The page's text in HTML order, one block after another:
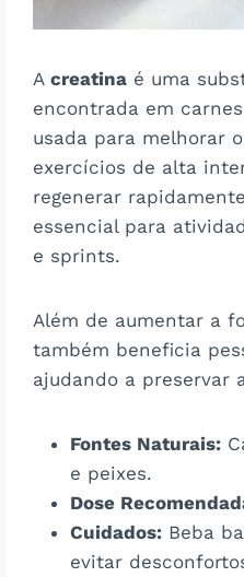
Acreatina é uma
encontrada em
usada para melhorar
exercícios de alta
regenerar
essencial para
e sprints​​.
Além de aumentar a
também beneficia
ajudando a preservar
Fontes Naturais:
e peixes.
Dose
Cuidados: Beba
evitar